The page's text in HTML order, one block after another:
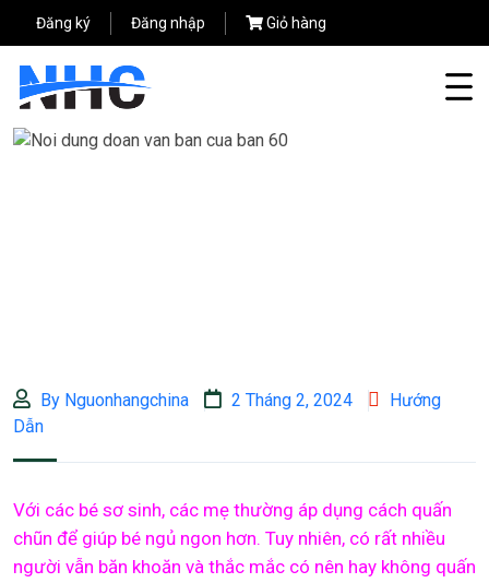
Đăng ký Đăng nhập Giỏ hàng
By Nguonhangchina 2 Tháng 2, 2024
Hướng
Dẫn
Với các bé sơ sinh, các mẹ thường áp dụng cách quấn
chũn để giúp bé ngủ ngon hơn. Tuy nhiên, có rất nhiều
người vẫn băn khoăn và thắc mắc có nên hay không quấn